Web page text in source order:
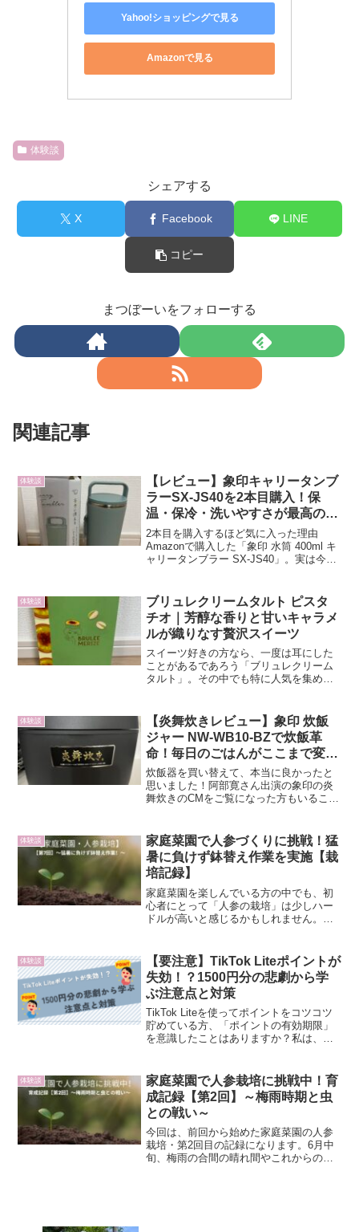
Yahoo!ショッピングで見る
Amazonで見る
体験談
シェアする
X Facebook LINE
コピー
まつぼーいをフォローする
関連記事
体験談
【レビュー】象印キャリータンブ
ラーSX-JS40を2本目購入！保
温・保冷・洗いやすさが最高の水
筒
2本目を購入するほど気に入った理由
Amazonで購入した「象印 水筒 400ml キ
ャリータンブラー SX-JS40」。実は今
ため、色違いをリピートしました。普段
から...
体験談
ブリュレクリームタルト ピスタ
チオ｜芳醇な香りと甘いキャラメ
ルが織りなす贅沢スイーツ
スイーツ好きの方なら、一度は耳にした
ことがあるであろう「ブリュレクリーム
タルト」。その中でも特に人気を集めて
私も先日、念願かなって購入し、じっく
り味わってみました...
体験談
【炎舞炊きレビュー】象印 炊飯
ジャー NW-WB10-BZで炊飯革
命！毎日のごはんがここまで変わ
るとは…
炊飯器を買い替えて、本当に良かったと
思いました！阿部寛さん出演の象印の炎
舞炊きのCMをご覧になった方もいること
WB10-BZ（スレートブラック）】を購入
してか...
体験談
家庭菜園で人参づくりに挑戦！猛
暑に負けず鉢替え作業を実施【栽
培記録】
家庭菜園を楽しんでいる方の中でも、初
心者にとって「人参の栽培」は少しハー
ドルが高いと感じるかもしれません。特
な過酷な環境の中で、人参の成長に一喜
一憂しながらも、着実にス...
体験談
【要注意】TikTok Liteポイントが
失効！？1500円分の悲劇から学
ぶ注意点と対策
TikTok Liteを使ってポイントをコツコツ
貯めている方、「ポイントの有効期限」
を意識したことはありますか？私は、あ
効していたのです。この記事では、私
自...
体験談
家庭菜園で人参栽培に挑戦中！育
成記録【第2回】～梅雨時期と虫
との戦い～
今回は、前回から始めた家庭菜園の人参
栽培・第2回目の記録になります。6月中
旬、梅雨の合間の晴れ間やこれからの猛